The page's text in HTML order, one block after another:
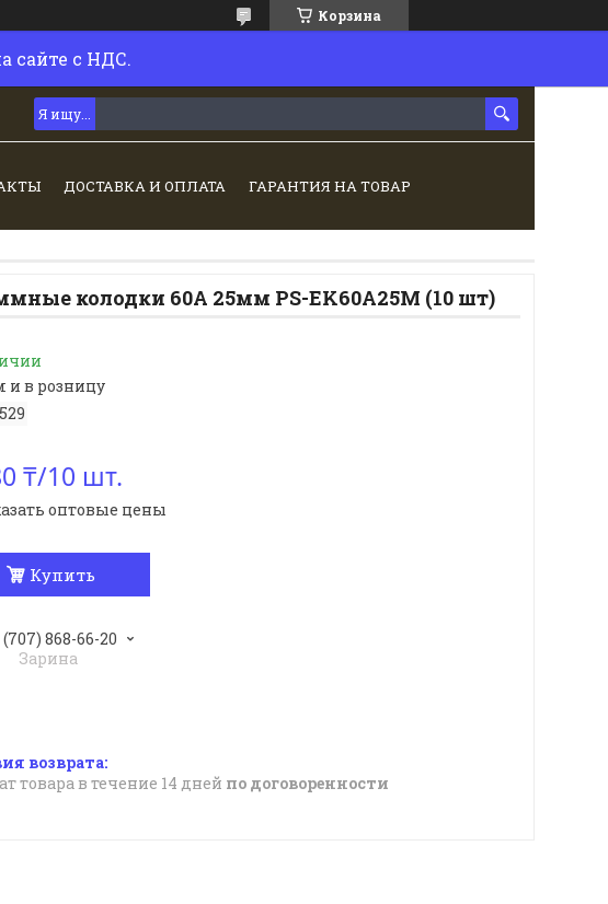
Корзина
сайте с НДС.
ДОСТАВКА И ОПЛАТА ГАРАНТИЯ НА ТОВАР
колодки 60А 25мм PS-EK60A25M (10 шт)
и в розницу
₸/10 шт.
оптовые цены
Купить
(707) 868-66-20
Зарина
товара в течение 14 дней по договоренности